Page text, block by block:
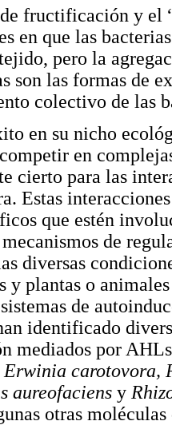
fructificación y el
en que las
pero la
son las formas de
colectivo de las
en su nicho
en
cierto para las
Estas
que estén
de
diversas
y plantas o
de
identificado
mediados por
Erwinia carotovora,
aureofaciens y
otras